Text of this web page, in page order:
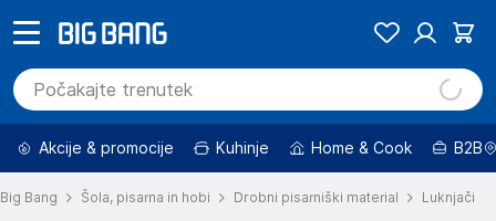
Akcije & promocije Kuhinje Home & Cook B2B
Big Bang Šola, pisarna in hobi Drobni pisarniški material Luknjači